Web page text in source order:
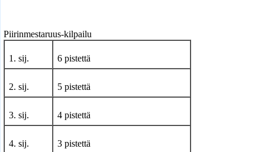
Piirinmestaruus-kilpailu
1. sij. 6 pistettä
2. sij. 5 pistettä
3. sij. 4 pistettä
4. sij. 3 pistettä